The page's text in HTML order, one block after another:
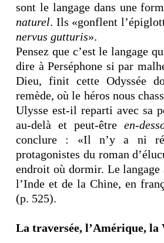
sont le langage dans une
naturel. Ils «gonflent
nervus gutturis».
Pensez que c’est le langage
dire à Perséphone si par
Dieu, finit cette Odyssée
remède, où le héros nous
Ulysse est-il reparti avec sa
au-delà et peut-êtreen-
conclure : «Il n’y a ni
protagonistes du roman
endroit où dormir. Le
l’Inde et de la Chine, en
(p. 525).
La traversée, l’Amérique, la